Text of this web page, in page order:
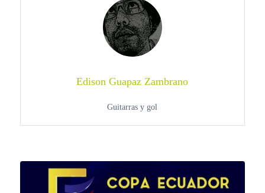
Edison Guapaz Zambrano
Guitarras y gol